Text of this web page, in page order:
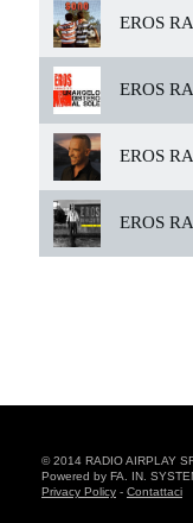
EROS
EROS
EROS
EROS
© 2014 RADIO AIRPLAY
Powered by FA. IN.
Privacy Policy - Contattaci